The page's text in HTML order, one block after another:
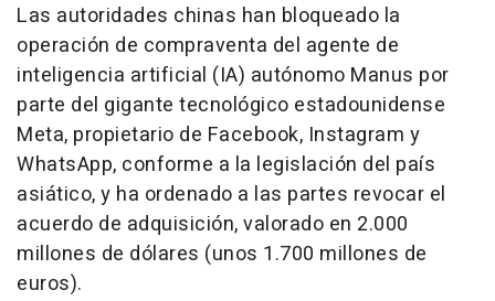
Las autoridades chinas han bloqueado la
operación de compraventa del agente de
inteligencia artificial (IA) autónomo Manus por
parte del gigante tecnológico estadounidense
Meta, propietario de Facebook, Instagram y
WhatsApp, conforme a la legislación del país
asiático, y ha ordenado a las partes revocar el
acuerdo de adquisición, valorado en 2.000
millones de dólares (unos 1.700 millones de
euros).